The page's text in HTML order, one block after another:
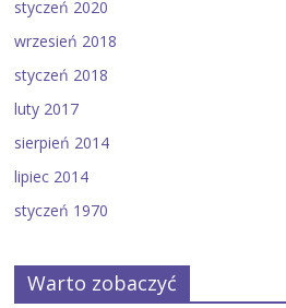
styczeń 2020
wrzesień 2018
styczeń 2018
luty 2017
sierpień 2014
lipiec 2014
styczeń 1970
Warto zobaczyć